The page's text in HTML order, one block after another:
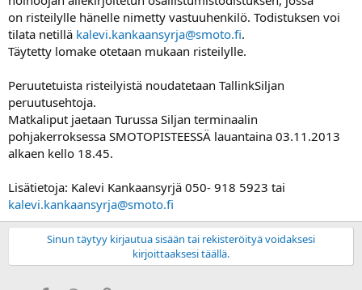
on risteilylle hänelle nimetty vastuuhenkilö. Todistuksen voi
tilata netillä kalevi.kankaansyrja@smoto.fi.
Täytetty lomake otetaan mukaan risteilylle.
Peruutetuista risteilyistä noudatetaan TallinkSiljan
peruutusehtoja.
Matkaliput jaetaan Turussa Siljan terminaalin
pohjakerroksessa SMOTOPISTEESSÄ lauantaina 03.11.2013
alkaen kello 18.45.
Lisätietoja: Kalevi Kankaansyrjä 050- 918 5923 tai
kalevi.kankaansyrja@smoto.fi
Sinun täytyy kirjautua sisään tai rekisteröityä voidaksesi
kirjoittaaksesi täällä.